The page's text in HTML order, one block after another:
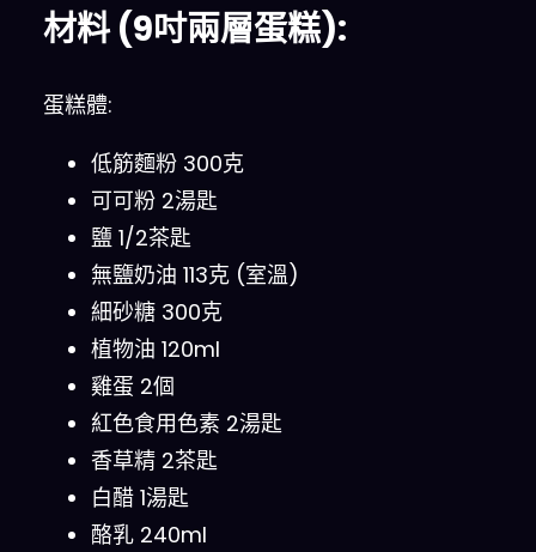
材料 (9吋兩層蛋糕):
蛋糕體:
低筋麵粉 300克
可可粉 2湯匙
鹽 1/2茶匙
無鹽奶油 113克 (室溫)
細砂糖 300克
植物油 120ml
雞蛋 2個
紅色食用色素 2湯匙
香草精 2茶匙
白醋 1湯匙
酪乳 240ml